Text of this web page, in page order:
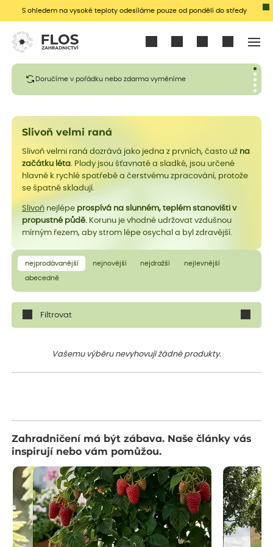
S ohledem na vysoké teploty odesíláme pouze od pondělí do středy
Doručíme v pořádku nebo zdarma vyměníme
Slivoň velmi raná
Slivoň velmi raná dozrává jako jedna z prvních, často už na
začátku léta. Plody jsou šťavnaté a sladké, jsou určené
hlavně k rychlé spotřebě a čerstvému zpracování, protože
se špatně skladují.
Slivoňnejlépe prospívá na slunném, teplém stanovišti v
propustné půdě. Korunu je vhodné udržovat vzdušnou
mírným řezem, aby strom lépe osychal a byl zdravější.
nejprodávanější nejnovější nejdražší nejlevnější
abecedně
Filtrovat
Vašemu výběru nevyhovují žádné produkty.
Zahradničení má být zábava. Naše články vás
inspirují nebo vám pomůžou.